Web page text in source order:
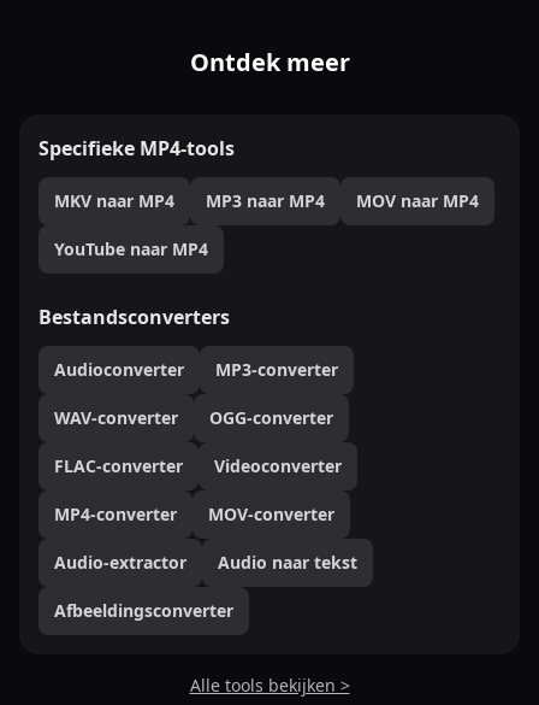
Ontdek meer
Specifieke MP4-tools
MKV naar MP4 MP3 naar MP4 MOV naar MP4
YouTube naar MP4
Bestandsconverters
Audioconverter MP3-converter
WAV-converter OGG-converter
FLAC-converter Videoconverter
MP4-converter MOV-converter
Audio-extractor Audio naar tekst
Afbeeldingsconverter
Alle tools bekijken >